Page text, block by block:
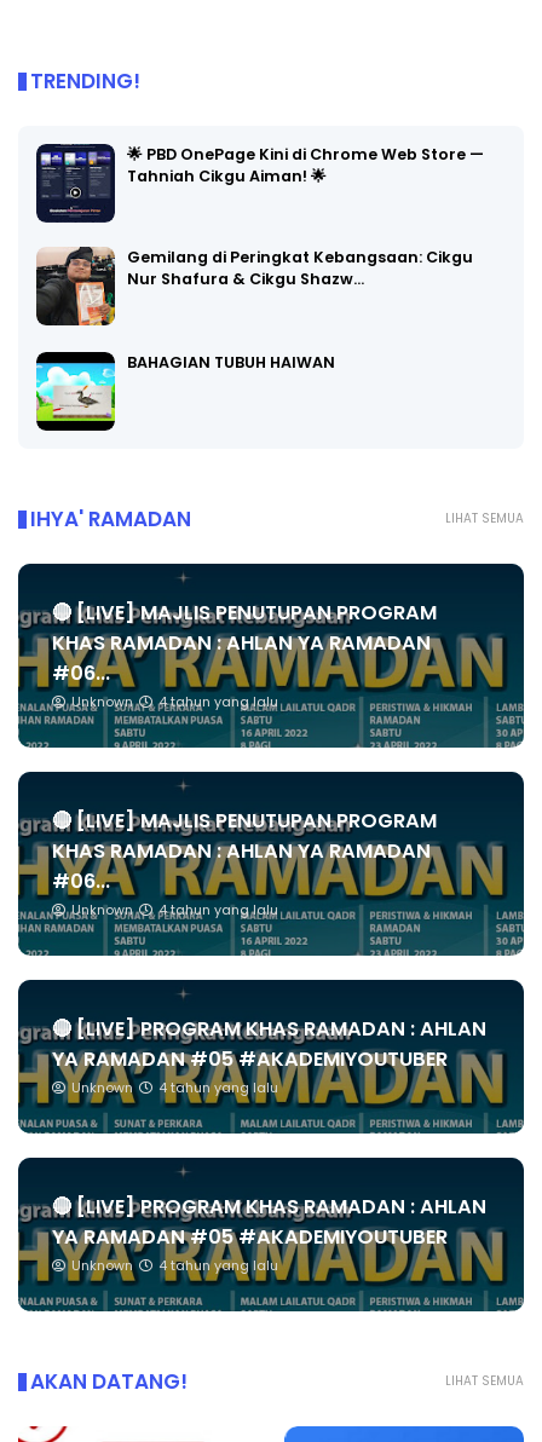
TRENDING!
🌟 PBD OnePage Kini di Chrome Web Store —
Tahniah Cikgu Aiman! 🌟
Gemilang di Peringkat Kebangsaan: Cikgu
Nur Shafura & Cikgu Shazw…
BAHAGIAN TUBUH HAIWAN
LIHAT SEMUA
IHYA' RAMADAN
🔴 [LIVE] MAJLIS PENUTUPAN PROGRAM
KHAS RAMADAN : AHLAN YA RAMADAN
#06...
Unknown 4 tahun yang lalu
🔴 [LIVE] MAJLIS PENUTUPAN PROGRAM
KHAS RAMADAN : AHLAN YA RAMADAN
#06...
Unknown 4 tahun yang lalu
🔴 [LIVE] PROGRAM KHAS RAMADAN : AHLAN
YA RAMADAN #05 #AKADEMIYOUTUBER
Unknown 4 tahun yang lalu
🔴 [LIVE] PROGRAM KHAS RAMADAN : AHLAN
YA RAMADAN #05 #AKADEMIYOUTUBER
Unknown 4 tahun yang lalu
LIHAT SEMUA
AKAN DATANG!